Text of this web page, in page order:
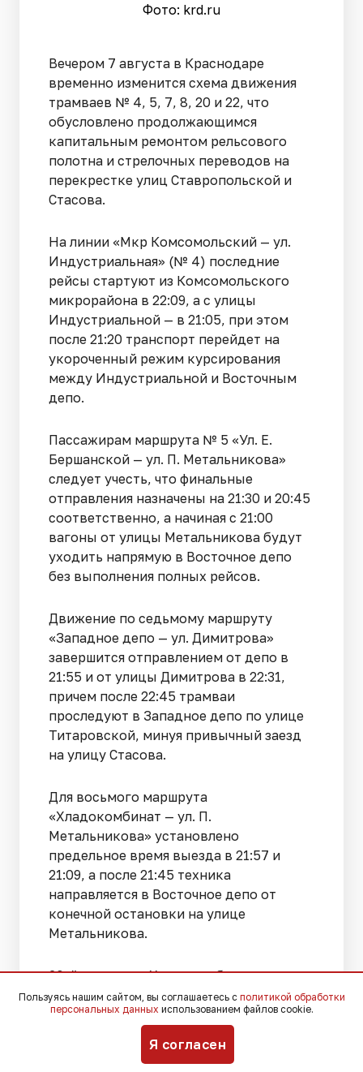
Фото: krd.ru
Вечером 7 августа в Краснодаре
временно изменится схема движения
трамваев № 4, 5, 7, 8, 20 и 22, что
обусловлено продолжающимся
капитальным ремонтом рельсового
полотна и стрелочных переводов на
перекрестке улиц Ставропольской и
Стасова.
На линии «Мкр Комсомольский — ул.
Индустриальная» (№ 4) последние
рейсы стартуют из Комсомольского
микрорайона в 22:09, а с улицы
Индустриальной — в 21:05, при этом
после 21:20 транспорт перейдет на
укороченный режим курсирования
между Индустриальной и Восточным
депо.
Пассажирам маршрута № 5 «Ул. Е.
Бершанской — ул. П. Метальникова»
следует учесть, что финальные
отправления назначены на 21:30 и 20:45
соответственно, а начиная с 21:00
вагоны от улицы Метальникова будут
уходить напрямую в Восточное депо
без выполнения полных рейсов.
Движение по седьмому маршруту
«Западное депо — ул. Димитрова»
завершится отправлением от депо в
21:55 и от улицы Димитрова в 22:31,
причем после 22:45 трамваи
проследуют в Западное депо по улице
Титаровской, минуя привычный заезд
на улицу Стасова.
Для восьмого маршрута
«Хладокомбинат — ул. П.
Метальникова» установлено
предельное время выезда в 21:57 и
21:09, а после 21:45 техника
направляется в Восточное депо от
конечной остановки на улице
Метальникова.
20-й маршрут «Хладокомбинат — ул.
Декабристов» предполагает последние
отправления в 21:51 и 21:42, после чего с
22:00 трамваи от улицы Декабристов
будут следовать исключительно в
Пользуясь нашим сайтом, вы соглашаетесь с политикой обработки
персональных данных использованием файлов cookie.
Я согласен